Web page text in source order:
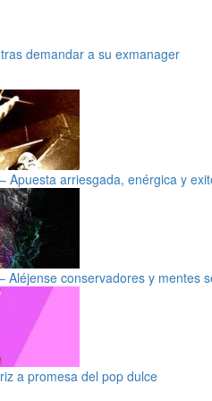
demandar a su exmanager
Apuesta arriesgada, enérgica y
Aléjense conservadores y mentes
a promesa del pop dulce